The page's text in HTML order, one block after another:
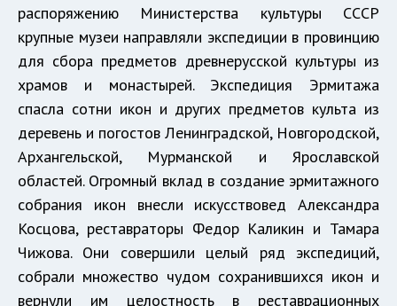
распоряжению Министерства культуры СССР
крупные музеи направляли экспедиции в провинцию
для сбора предметов древнерусской культуры из
храмов и монастырей. Экспедиция Эрмитажа
спасла сотни икон и других предметов культа из
деревень и погостов Ленинградской, Новгородской,
Архангельской, Мурманской и Ярославской
областей. Огромный вклад в создание эрмитажного
собрания икон внесли искусствовед Александра
Косцова, реставраторы Федор Каликин и Тамара
Чижова. Они совершили целый ряд экспедиций,
собрали множество чудом сохранившихся икон и
вернули им целостность в реставрационных